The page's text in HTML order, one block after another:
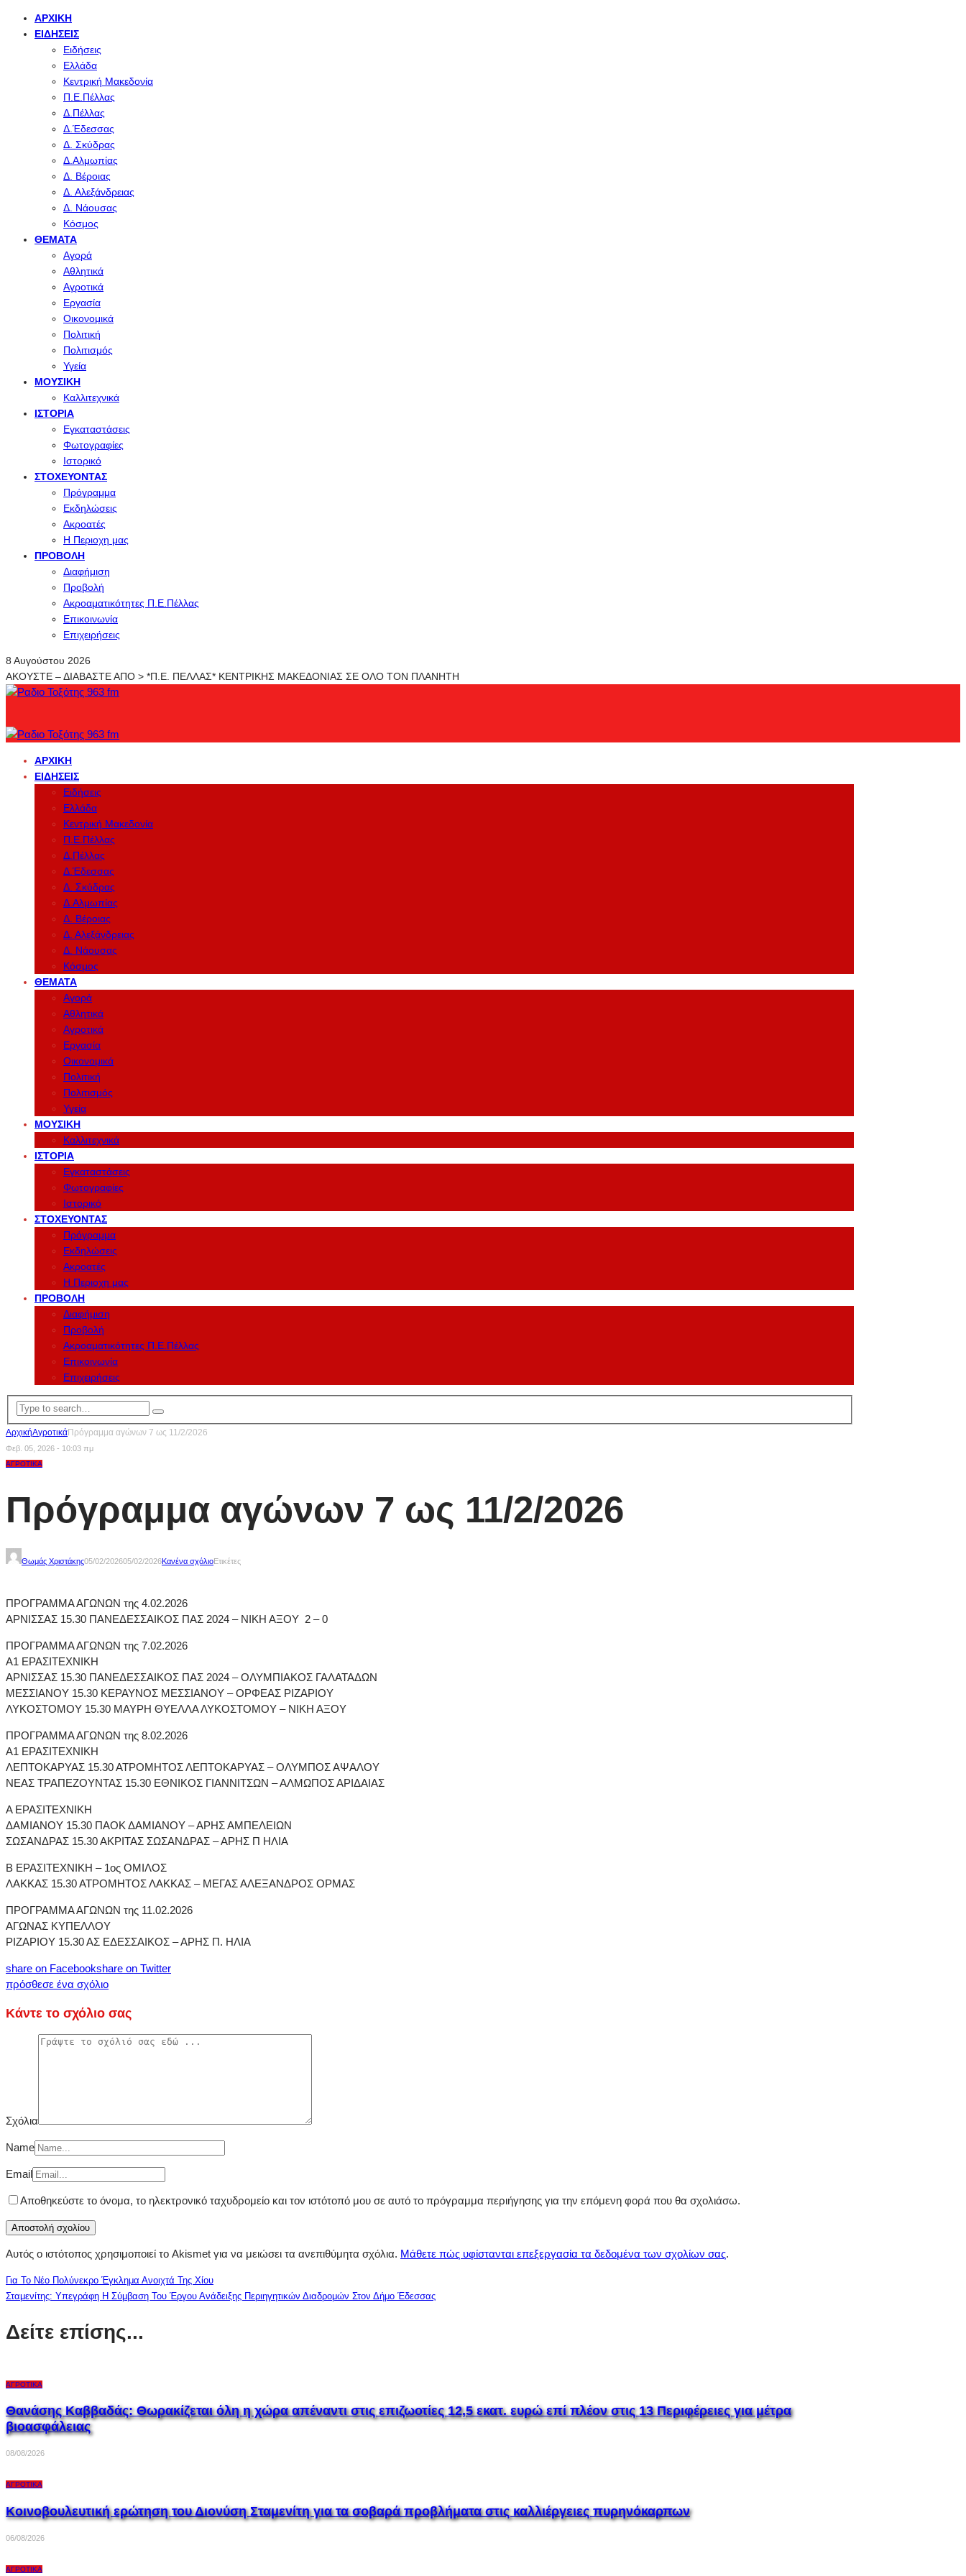
ΑΡΧΙΚΉ
ΕΙΔΉΣΕΙΣ
Ειδήσεις
Ελλάδα
Κεντρική Μακεδονία
Π.Ε.Πέλλας
Δ.Πέλλας
Δ.Έδεσσας
Δ. Σκύδρας
Δ.Αλμωπίας
Δ. Βέροιας
Δ. Αλεξάνδρειας
Δ. Νάουσας
Κόσμος
ΘΈΜΑΤΑ
Αγορά
Αθλητικά
Αγροτικά
Εργασία
Οικονομικά
Πολιτική
Πολιτισμός
Υγεία
ΜΟΥΣΙΚΉ
Καλλιτεχνικά
ΙΣΤΟΡΊΑ
Εγκαταστάσεις
Φωτογραφίες
Ιστορικό
ΣΤΟΧΕΎΟΝΤΑΣ
Πρόγραμμα
Εκδηλώσεις
Ακροατές
Η Περιοχη μας
ΠΡΟΒΟΛΉ
Διαφήμιση
Προβολή
Ακροαματικότητες Π.Ε.Πέλλας
Επικοινωνία
Επιχειρήσεις
8 Αυγούστου 2026
ΑΚΟΥΣΤΕ – ΔΙΑΒΑΣΤΕ ΑΠΟ > *Π.Ε. ΠΕΛΛΑΣ* ΚΕΝΤΡΙΚΗΣ ΜΑΚΕΔΟΝΙΑΣ ΣΕ ΟΛΟ ΤΟΝ ΠΛΑΝΗΤΗ
ΑΡΧΙΚΉ
ΕΙΔΉΣΕΙΣ
Ειδήσεις
Ελλάδα
Κεντρική Μακεδονία
Π.Ε.Πέλλας
Δ.Πέλλας
Δ.Έδεσσας
Δ. Σκύδρας
Δ.Αλμωπίας
Δ. Βέροιας
Δ. Αλεξάνδρειας
Δ. Νάουσας
Κόσμος
ΘΈΜΑΤΑ
Αγορά
Αθλητικά
Αγροτικά
Εργασία
Οικονομικά
Πολιτική
Πολιτισμός
Υγεία
ΜΟΥΣΙΚΉ
Καλλιτεχνικά
ΙΣΤΟΡΊΑ
Εγκαταστάσεις
Φωτογραφίες
Ιστορικό
ΣΤΟΧΕΎΟΝΤΑΣ
Πρόγραμμα
Εκδηλώσεις
Ακροατές
Η Περιοχη μας
ΠΡΟΒΟΛΉ
Διαφήμιση
Προβολή
Ακροαματικότητες Π.Ε.Πέλλας
Επικοινωνία
Επιχειρήσεις
ΑρχικήΑγροτικάΠρόγραμμα αγώνων 7 ως 11/2/2026
Φεβ. 05, 2026 - 10:03 πμ
ΑΓΡΟΤΙΚΆ
Πρόγραμμα αγώνων 7 ως 11/2/2026
Θωμάς Χριστάκης05/02/202605/02/2026Κανένα σχόλιοΕτικέτες
ΠΡΟΓΡΑΜΜΑ ΑΓΩΝΩΝ της 4.02.2026
ΑΡΝΙΣΣΑΣ 15.30 ΠΑΝΕΔΕΣΣΑΙΚΟΣ ΠΑΣ 2024 – ΝΙΚΗ ΑΞΟΥ 2 – 0
ΠΡΟΓΡΑΜΜΑ ΑΓΩΝΩΝ της 7.02.2026
Α1 ΕΡΑΣΙΤΕΧΝΙΚΗ
ΑΡΝΙΣΣΑΣ 15.30 ΠΑΝΕΔΕΣΣΑΙΚΟΣ ΠΑΣ 2024 – ΟΛΥΜΠΙΑΚΟΣ ΓΑΛΑΤΑΔΩΝ
ΜΕΣΣΙΑΝΟΥ 15.30 ΚΕΡΑΥΝΟΣ ΜΕΣΣΙΑΝΟΥ – ΟΡΦΕΑΣ ΡΙΖΑΡΙΟΥ
ΛΥΚΟΣΤΟΜΟΥ 15.30 ΜΑΥΡΗ ΘΥΕΛΛΑ ΛΥΚΟΣΤΟΜΟΥ – ΝΙΚΗ ΑΞΟΥ
ΠΡΟΓΡΑΜΜΑ ΑΓΩΝΩΝ της 8.02.2026
Α1 ΕΡΑΣΙΤΕΧΝΙΚΗ
ΛΕΠΤΟΚΑΡΥΑΣ 15.30 ΑΤΡΟΜΗΤΟΣ ΛΕΠΤΟΚΑΡΥΑΣ – ΟΛΥΜΠΟΣ ΑΨΑΛΟΥ
ΝΕΑΣ ΤΡΑΠΕΖΟΥΝΤΑΣ 15.30 ΕΘΝΙΚΟΣ ΓΙΑΝΝΙΤΣΩΝ – ΑΛΜΩΠΟΣ ΑΡΙΔΑΙΑΣ
Α ΕΡΑΣΙΤΕΧΝΙΚΗ
ΔΑΜΙΑΝΟΥ 15.30 ΠΑΟΚ ΔΑΜΙΑΝΟΥ – ΑΡΗΣ ΑΜΠΕΛΕΙΩΝ
ΣΩΣΑΝΔΡΑΣ 15.30 ΑΚΡΙΤΑΣ ΣΩΣΑΝΔΡΑΣ – ΑΡΗΣ Π ΗΛΙΑ
Β ΕΡΑΣΙΤΕΧΝΙΚΗ – 1ος ΟΜΙΛΟΣ
ΛΑΚΚΑΣ 15.30 ΑΤΡΟΜΗΤΟΣ ΛΑΚΚΑΣ – ΜΕΓΑΣ ΑΛΕΞΑΝΔΡΟΣ ΟΡΜΑΣ
ΠΡΟΓΡΑΜΜΑ ΑΓΩΝΩΝ της 11.02.2026
ΑΓΩΝΑΣ ΚΥΠΕΛΛΟΥ
ΡΙΖΑΡΙΟΥ 15.30 ΑΣ ΕΔΕΣΣΑΙΚΟΣ – ΑΡΗΣ Π. ΗΛΙΑ
share on Facebookshare on Twitter
πρόσθεσε ένα σχόλιο
Κάντε το σχόλιο σας
Σχόλια
Name
Email
Αποθηκεύστε το όνομα, το ηλεκτρονικό ταχυδρομείο και τον ιστότοπό μου σε αυτό το πρόγραμμα περιήγησης για την επόμενη φορά που θα σχολιάσω.
Αυτός ο ιστότοπος χρησιμοποιεί το Akismet για να μειώσει τα ανεπιθύμητα σχόλια. Μάθετε πώς υφίστανται επεξεργασία τα δεδομένα των σχολίων σας.
Για Το Νέο Πολύνεκρο Έγκλημα Ανοιχτά Της Χίου
Σταμενίτης: Υπεγράφη Η Σύμβαση Του Έργου Ανάδειξης Περιηγητικών Διαδρομών Στον Δήμο Έδεσσας
Δείτε επίσης...
ΑΓΡΟΤΙΚΆ
Θανάσης Καββαδάς: Θωρακίζεται όλη η χώρα απέναντι στις επιζωοτίες 12,5 εκατ. ευρώ επί πλέον στις 13 Περιφέρειες για μέτρα
βιοασφάλειας
08/08/2026
ΑΓΡΟΤΙΚΆ
Κοινοβουλευτική ερώτηση του Διονύση Σταμενίτη για τα σοβαρά προβλήματα στις καλλιέργειες πυρηνόκαρπων
06/08/2026
ΑΓΡΟΤΙΚΆ